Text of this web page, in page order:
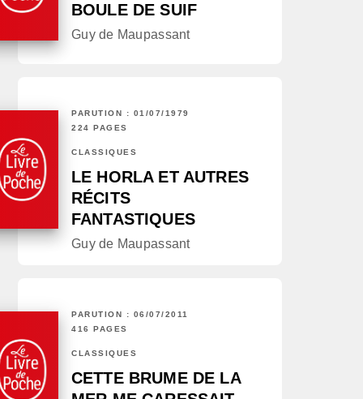
BOULE DE SUIF
Guy de Maupassant
PARUTION : 01/07/1979
224 PAGES
CLASSIQUES
LE HORLA ET AUTRES
RÉCITS
FANTASTIQUES
Guy de Maupassant
PARUTION : 06/07/2011
416 PAGES
CLASSIQUES
CETTE BRUME DE LA